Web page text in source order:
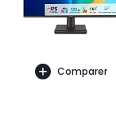
Comparer